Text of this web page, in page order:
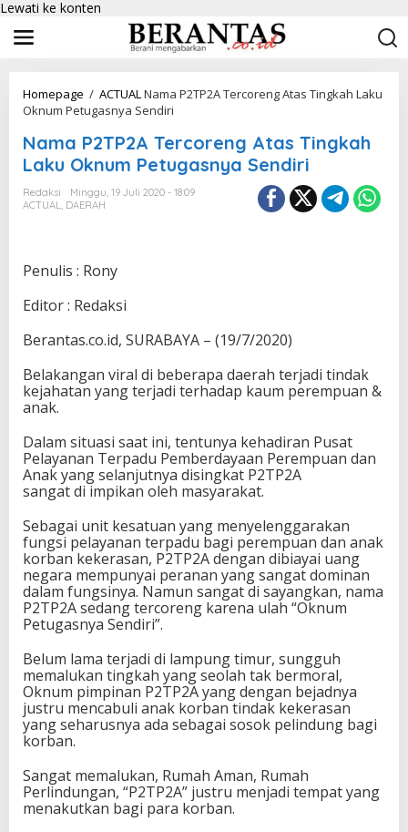
Lewati ke konten
Homepage / ACTUALNama P2TP2A Tercoreng Atas Tingkah Laku
Oknum Petugasnya Sendiri
Nama P2TP2A Tercoreng Atas Tingkah
Laku Oknum Petugasnya Sendiri
Redaksi
Minggu, 19 Juli 2020 - 18:09
ACTUAL, DAERAH
Penulis : Rony
Editor : Redaksi
Berantas.co.id, SURABAYA – (19/7/2020)
Belakangan viral di beberapa daerah terjadi tindak
kejahatan yang terjadi terhadap kaum perempuan &
anak.
Dalam situasi saat ini, tentunya kehadiran Pusat
Pelayanan Terpadu Pemberdayaan Perempuan dan
Anak yang selanjutnya disingkat P2TP2A
sangat di impikan oleh masyarakat.
Sebagai unit kesatuan yang menyelenggarakan
fungsi pelayanan terpadu bagi perempuan dan anak
korban kekerasan, P2TP2A dengan dibiayai uang
negara mempunyai peranan yang sangat dominan
dalam fungsinya. Namun sangat di sayangkan, nama
P2TP2A sedang tercoreng karena ulah “Oknum
Petugasnya Sendiri”.
Belum lama terjadi di lampung timur, sungguh
memalukan tingkah yang seolah tak bermoral,
Oknum pimpinan P2TP2A yang dengan bejadnya
justru mencabuli anak korban tindak kekerasan
yang seharusnya ada sebagai sosok pelindung bagi
korban.
Sangat memalukan, Rumah Aman, Rumah
Perlindungan, “P2TP2A” justru menjadi tempat yang
menakutkan bagi para korban.